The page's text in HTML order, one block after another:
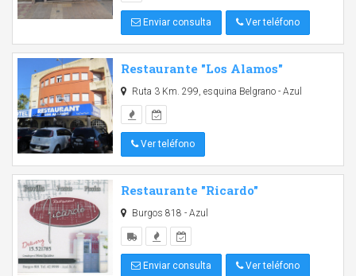
Enviar consulta Ver teléfono
Restaurante "Los Alamos"
Ruta 3 Km. 299, esquina Belgrano - Azul
Ver teléfono
Restaurante "Ricardo"
Burgos 818 - Azul
Enviar consulta Ver teléfono